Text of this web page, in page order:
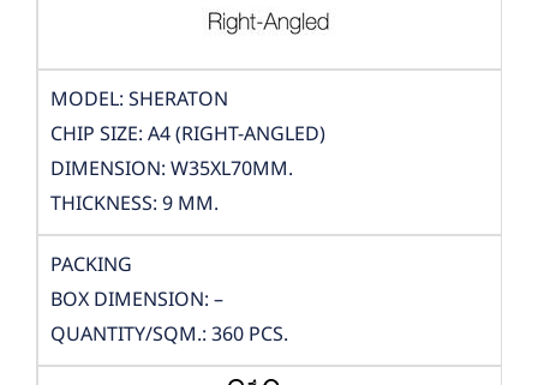
MODEL: SHERATON
CHIP SIZE: A4 (RIGHT-ANGLED)
DIMENSION: W35XL70MM.
THICKNESS: 9 MM.
PACKING
BOX DIMENSION: –
QUANTITY/SQM.: 360 PCS.